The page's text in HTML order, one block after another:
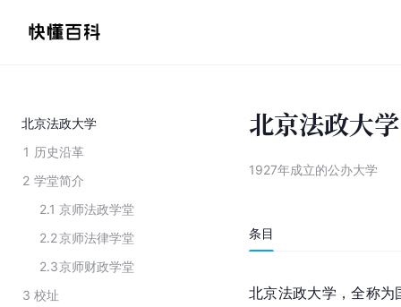
北京法政大学
1 历史沿革
2 学堂简介
2.1 京师法政学堂
2.2京师法律学堂
2.3京师财政学堂
3 校址
北京法政大学
1927年成立的公办大学
条目
北京法政大学，全称